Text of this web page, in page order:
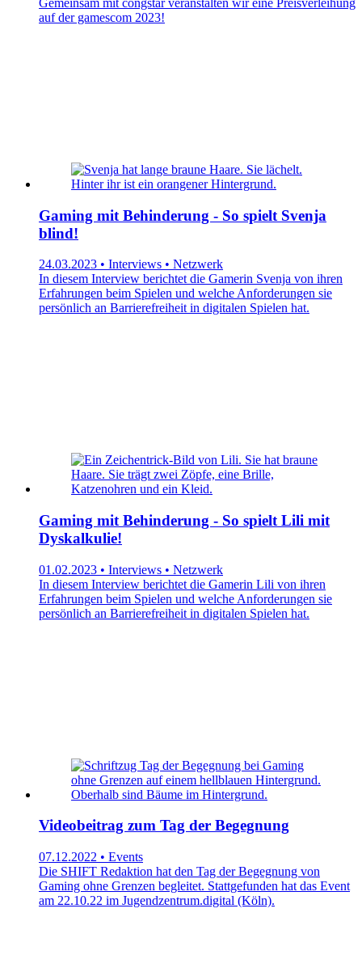
auf der gamescom 2023!
Gaming mit Behinderung - So spielt Svenja
blind!
24.03.2023 • Interviews • Netzwerk
In diesem Interview berichtet die Gamerin Svenja von ihren
Erfahrungen beim Spielen und welche Anforderungen sie
persönlich an Barrierefreiheit in digitalen Spielen hat.
Gaming mit Behinderung - So spielt Lili mit
Dyskalkulie!
01.02.2023 • Interviews • Netzwerk
In diesem Interview berichtet die Gamerin Lili von ihren
Erfahrungen beim Spielen und welche Anforderungen sie
persönlich an Barrierefreiheit in digitalen Spielen hat.
Videobeitrag zum Tag der Begegnung
07.12.2022 • Events
Die SHIFT Redaktion hat den Tag der Begegnung von
Gaming ohne Grenzen begleitet. Stattgefunden hat das Event
am 22.10.22 im Jugendzentrum.digital (Köln).